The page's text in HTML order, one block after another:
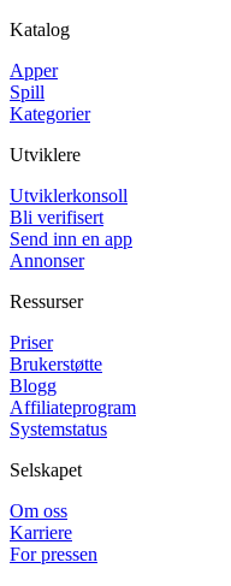
Katalog
Apper
Spill
Kategorier
Utviklere
Utviklerkonsoll
Bli verifisert
Send inn en app
Annonser
Ressurser
Priser
Brukerstøtte
Blogg
Affiliateprogram
Systemstatus
Selskapet
Om oss
Karriere
For pressen